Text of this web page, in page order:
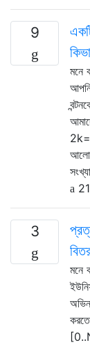
9
মনে
21
3
মনে